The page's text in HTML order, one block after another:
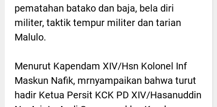
pematahan batako dan baja, bela diri
militer, taktik tempur militer dan tarian
Malulo.
Menurut Kapendam XIV/Hsn Kolonel Inf
Maskun Nafik, mrnyampaikan bahwa turut
hadir Ketua Persit KCK PD XIV/Hasanuddin